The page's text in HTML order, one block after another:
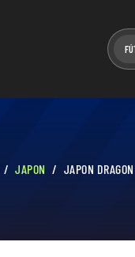
JAPON JAPON